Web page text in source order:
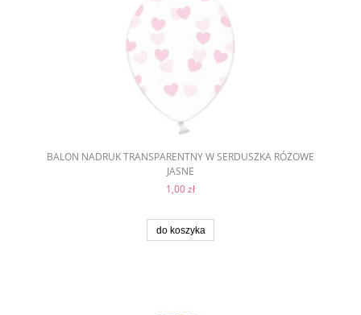
BALON NADRUK TRANSPARENTNY W SERDUSZKA RÓŻOWE
JASNE
1,00 zł
do koszyka